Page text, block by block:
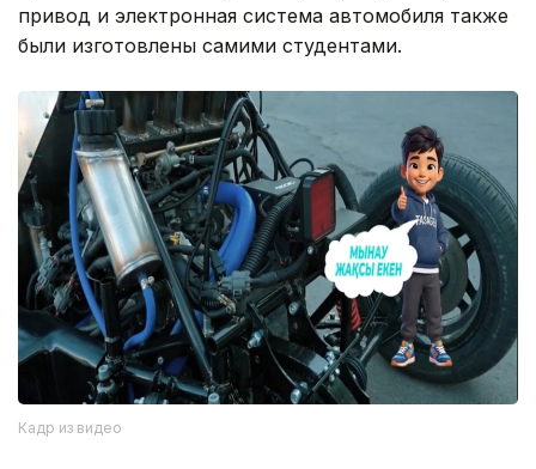
привод и электронная система автомобиля также
были изготовлены самими студентами.
Кадр из видео